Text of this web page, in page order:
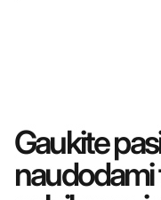
Gaukite